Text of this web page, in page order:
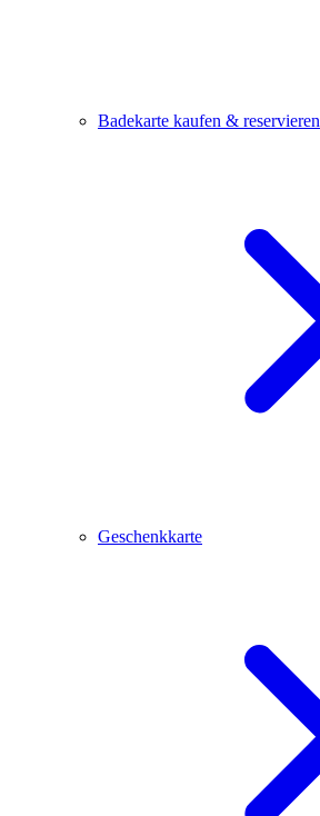
Badekarte kaufen & reservieren
Geschenkkarte